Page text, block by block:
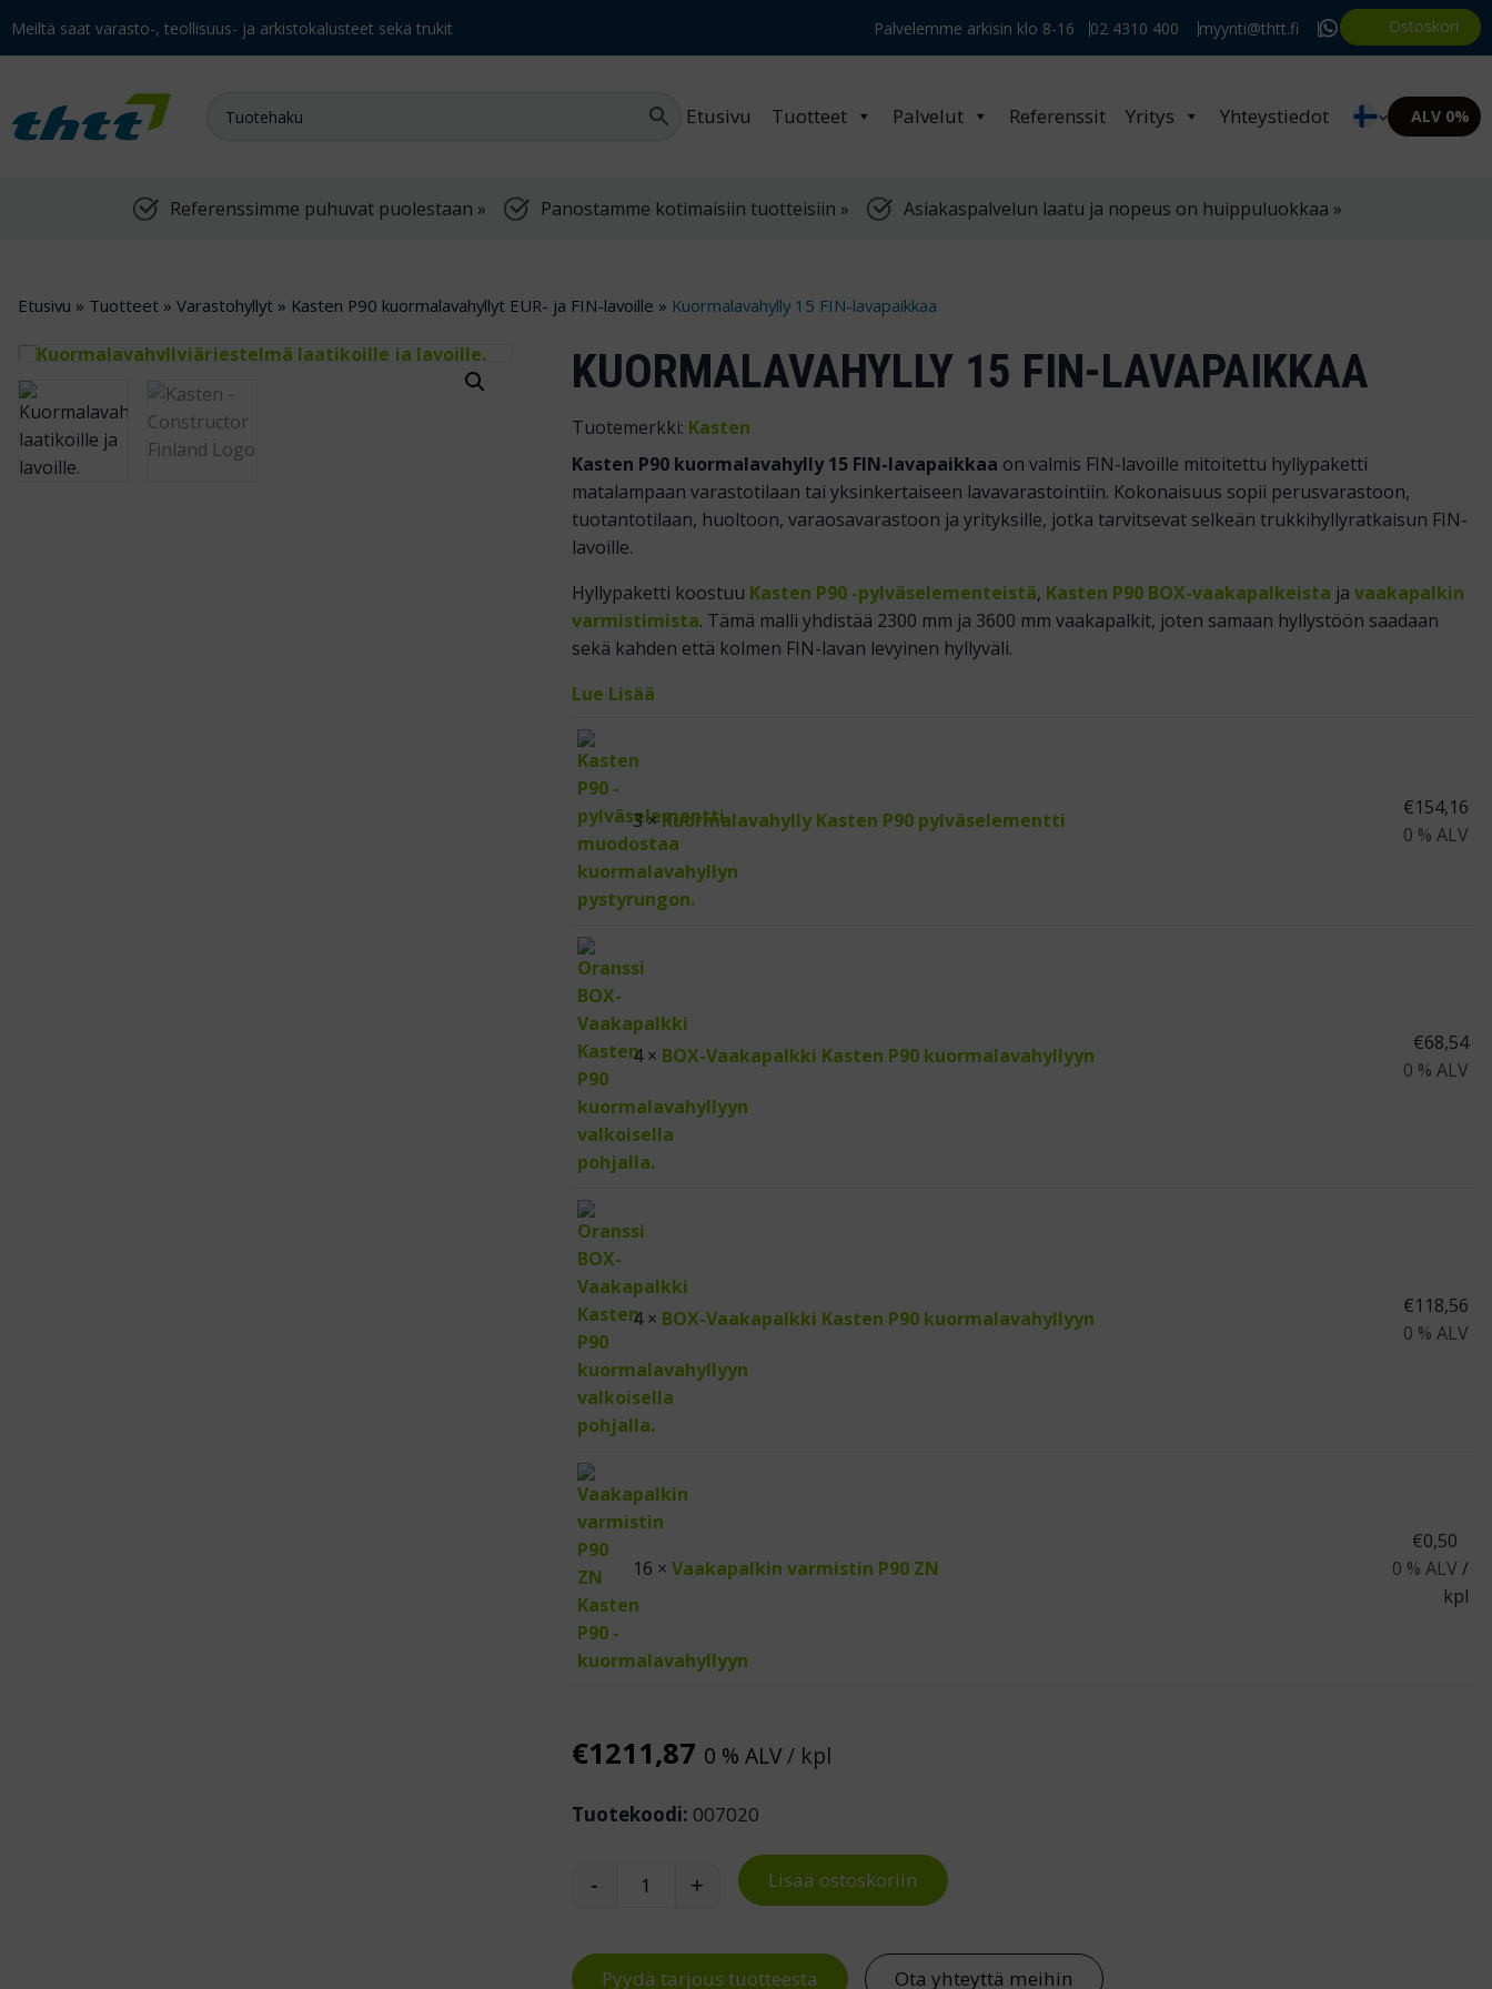
Meiltä saat varasto-, teollisuus- ja arkistokalusteet sekä trukit Palvelemme arkisin klo 8-16 02 4310 400 myynti@thtt.fi Ostoskori
Etusivu Tuotteet Palvelut Referenssit Yritys Yhteystiedot ALV 0%
Referenssimme puhuvat puolestaan » Panostamme kotimaisiin tuotteisiin » Asiakaspalvelun laatu ja nopeus on huippuluokkaa »
Etusivu » Tuotteet » Varastohyllyt » Kasten P90 kuormalavahyllyt EUR- ja FIN-lavoille » Kuormalavahylly 15 FIN-lavapaikkaa
KUORMALAVAHYLLY 15 FIN-LAVAPAIKKAA
Tuotemerkki: Kasten
Kasten P90 kuormalavahylly 15 FIN-lavapaikkaa on valmis FIN-lavoille mitoitettu hyllypaketti
matalampaan varastotilaan tai yksinkertaiseen lavavarastointiin. Kokonaisuus sopii perusvarastoon,
tuotantotilaan, huoltoon, varaosavarastoon ja yrityksille, jotka tarvitsevat selkeän trukkihyllyratkaisun FIN-
lavoille.
Hyllypaketti koostuu Kasten P90 -pylväselementeistä, Kasten P90 BOX-vaakapalkeista ja vaakapalkin
varmistimista. Tämä malli yhdistää 2300 mm ja 3600 mm vaakapalkit, joten samaan hyllystöön saadaan
sekä kahden että kolmen FIN-lavan levyinen hyllyväli.
Lue Lisää
3 ×Kuormalavahylly Kasten P90 pylväselementti
€154,16
0 % ALV
4 × BOX-Vaakapalkki Kasten P90 kuormalavahyllyyn
€68,54
0 % ALV
4 × BOX-Vaakapalkki Kasten P90 kuormalavahyllyyn
€118,56
0 % ALV
16 × Vaakapalkin varmistin P90 ZN
€0,50
0 % ALV /
kpl
€1211,87 0 % ALV/ kpl
Tuotekoodi: 007020
Kuormalavahylly 15 FIN-lavapaikkaa määrä
- + Lisää ostoskoriin
Pyydä tarjous tuotteesta Ota yhteyttä meihin